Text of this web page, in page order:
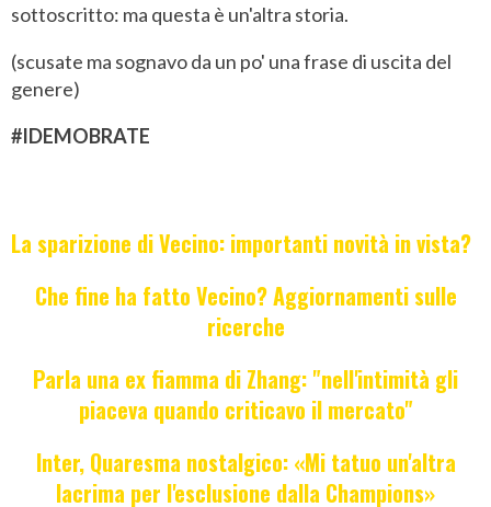
sottoscritto: ma questa è un'altra storia.
(scusate ma sognavo da un po' una frase di uscita del
genere)
#IDEMOBRATE
La sparizione di Vecino: importanti novità in vista?
Che fine ha fatto Vecino? Aggiornamenti sulle
ricerche
Parla una ex fiamma di Zhang: "nell'intimità gli
piaceva quando criticavo il mercato"
Inter, Quaresma nostalgico: «Mi tatuo un'altra
lacrima per l'esclusione dalla Champions»